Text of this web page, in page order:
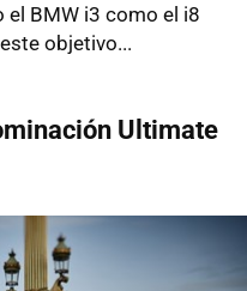
el BMW i3 como el i8
objetivo...
Ultimate